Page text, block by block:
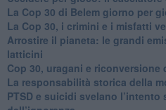
​La Cop 30 di Belem giorno per
La Cop 30, i crimini e i misfatti
Arrostire il pianeta: le grandi
latticini
​Cop 30, uragani e riconversione
La responsabilità storica della
PTSD e suicidi svelano